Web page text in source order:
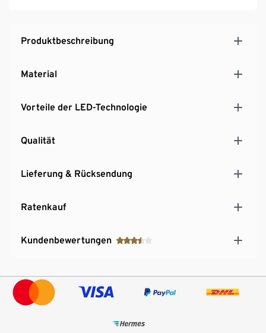
Produktbeschreibung
Material
Vorteile der LED-Technologie
Qualität
Lieferung & Rücksendung
Ratenkauf
Kundenbewertungen